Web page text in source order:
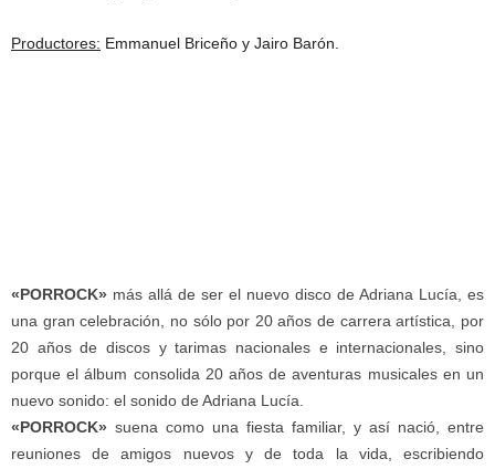
Productores: Emmanuel Briceño y Jairo Barón.
«PORROCK» más allá de ser el nuevo disco de Adriana Lucía, es
una gran celebración, no sólo por 20 años de carrera artística, por
20 años de discos y tarimas nacionales e internacionales, sino
porque el álbum consolida 20 años de aventuras musicales en un
nuevo sonido: el sonido de Adriana Lucía.
«PORROCK» suena como una fiesta familiar, y así nació, entre
reuniones de amigos nuevos y de toda la vida, escribiendo